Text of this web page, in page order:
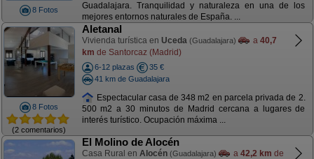
8 Fotos
Guadalajara. Tranquilidad y naturaleza en una de los
mejores entornos naturales de España. ...
8 Fotos
(2 comentarios)
Aletanal
Vivienda turística en Uceda (Guadalajara) a 40,7
km de Santorcaz (Madrid)
6-12 plazas
35 €
41 km de Guadalajara
Espectacular casa de 348 m2 en parcela privada de 2.
500 m2 a 30 minutos de Madrid cercana a lugares de
interés turístico. Ocupación máxima ...
El Molino de Alocén
Casa Rural en Alocén (Guadalajara) a 42,2 km de